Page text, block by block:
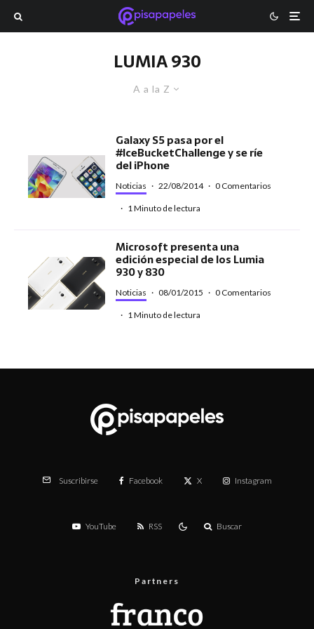
LUMIA 930
A a la Z
Galaxy S5 pasa por el
#IceBucketChallenge y se ríe
del iPhone
Noticias · 22/08/2014 · 0 Comentarios
· 1 Minuto de lectura
Microsoft presenta una
edición especial de los Lumia
930 y 830
Noticias · 08/01/2015 · 0 Comentarios
· 1 Minuto de lectura
Suscribirse Facebook X Instagram
YouTube RSS Buscar
Partners